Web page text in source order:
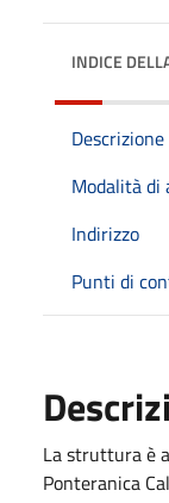
INDICE
Descrizione
Modalità di
Indirizzo
Punti di
La struttura è
Ponteranica